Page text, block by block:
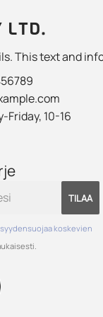
LTD.
This text and
Friday, 10-16
TILAA
koskevien